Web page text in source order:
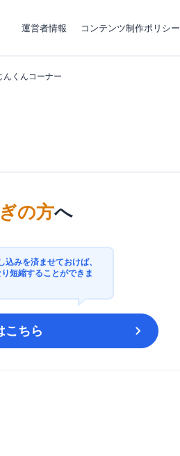
運営者情報 コンテンツ制作ポリシー
んくんコーナー
の方へ
みを済ませておけば、
短縮することができま
こちら